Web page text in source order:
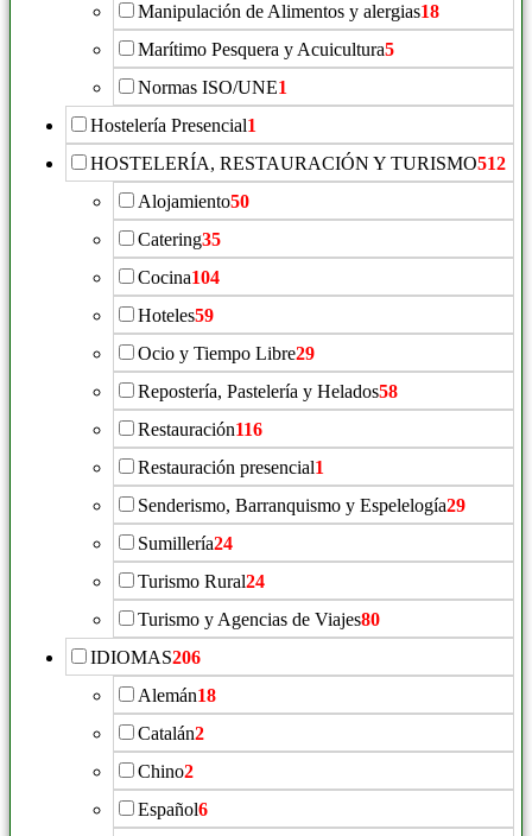
Manipulación de Alimentos y alergias18
Marítimo Pesquera y Acuicultura5
Normas ISO/UNE1
Hostelería Presencial1
HOSTELERÍA, RESTAURACIÓN Y TURISMO512
Alojamiento50
Catering35
Cocina104
Hoteles59
Ocio y Tiempo Libre29
Repostería, Pastelería y Helados58
Restauración116
Restauración presencial1
Senderismo, Barranquismo y Espelelogía29
Sumillería24
Turismo Rural24
Turismo y Agencias de Viajes80
IDIOMAS206
Alemán18
Catalán2
Chino2
Español6